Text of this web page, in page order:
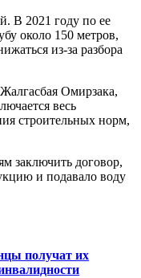
В 2021 году по ее
около 150 метров,
из-за разбора
Омирзака,
весь
строительных норм,
заключить договор,
и подавало воду
получат их